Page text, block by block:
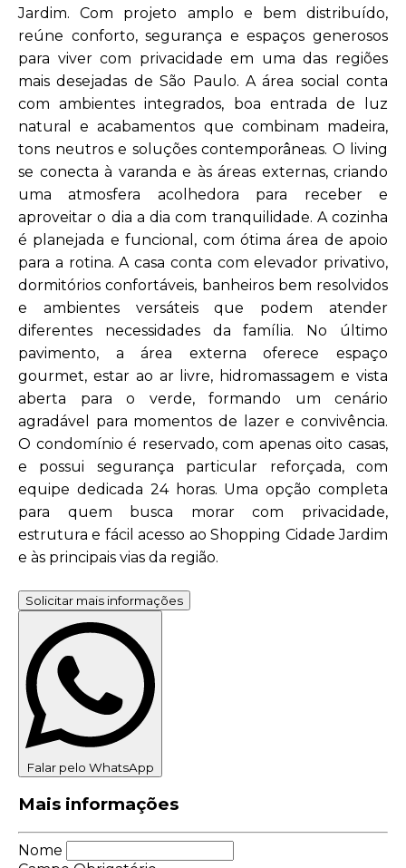
Jardim. Com projeto amplo e bem distribuído,
reúne conforto, segurança e espaços generosos
para viver com privacidade em uma das regiões
mais desejadas de São Paulo. A área social conta
com ambientes integrados, boa entrada de luz
natural e acabamentos que combinam madeira,
tons neutros e soluções contemporâneas. O living
se conecta à varanda e às áreas externas, criando
uma atmosfera acolhedora para receber e
aproveitar o dia a dia com tranquilidade. A cozinha
é planejada e funcional, com ótima área de apoio
para a rotina. A casa conta com elevador privativo,
dormitórios confortáveis, banheiros bem resolvidos
e ambientes versáteis que podem atender
diferentes necessidades da família. No último
pavimento, a área externa oferece espaço
gourmet, estar ao ar livre, hidromassagem e vista
aberta para o verde, formando um cenário
agradável para momentos de lazer e convivência.
O condomínio é reservado, com apenas oito casas,
e possui segurança particular reforçada, com
equipe dedicada 24 horas. Uma opção completa
para quem busca morar com privacidade,
estrutura e fácil acesso ao Shopping Cidade Jardim
e às principais vias da região.
Solicitar mais informações
Falar pelo WhatsApp
Mais informações
Nome